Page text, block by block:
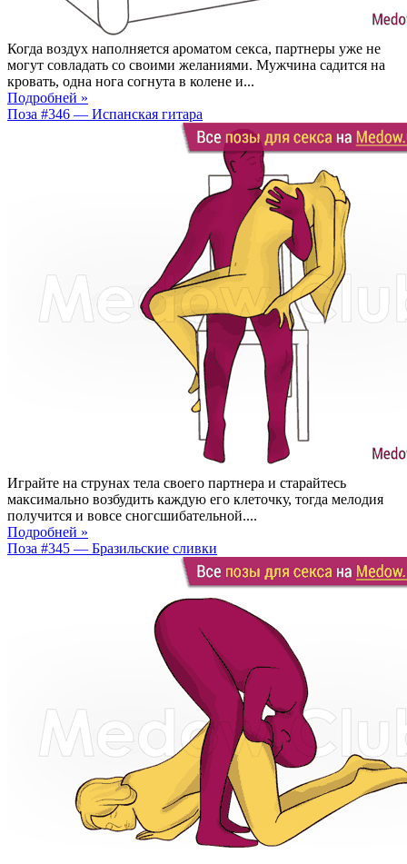
Когда воздух наполняется ароматом секса, партнеры уже не
могут совладать со своими желаниями. Мужчина садится на
кровать, одна нога согнута в колене и...
Подробней »
Поза #346 — Испанская гитара
Играйте на струнах тела своего партнера и старайтесь
максимально возбудить каждую его клеточку, тогда мелодия
получится и вовсе сногсшибательной....
Подробней »
Поза #345 — Бразильские сливки